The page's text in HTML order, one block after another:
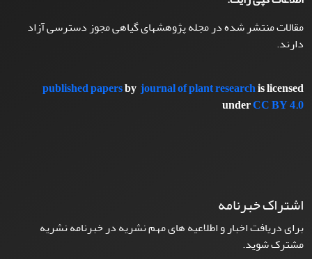
مقالات منتشر شده در مجله پژوهشهای گیاهی مجوز دسترسی آزاد
دارند.
published papersbyjournal of plant researchis licensed
underCC BY 4.0
اشتراک خبرنامه
برای دریافت اخبار و اطلاعیه های مهم نشریه در خبرنامه نشریه
مشترک شوید.